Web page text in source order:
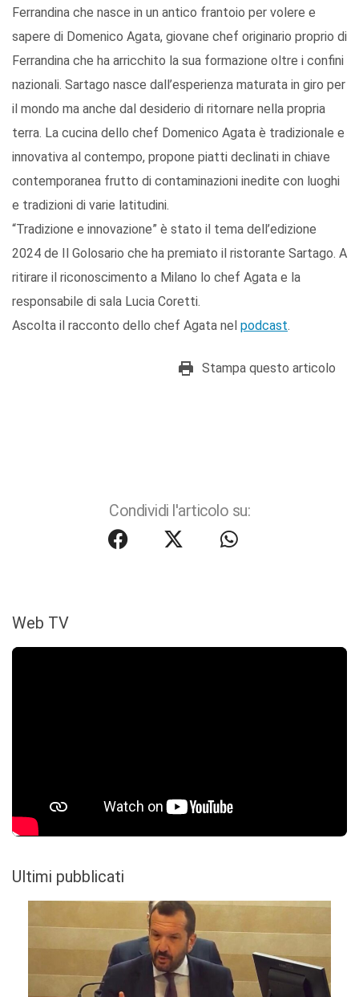
Ferrandina che nasce in un antico frantoio per volere e
sapere di Domenico Agata, giovane chef originario proprio di
Ferrandina che ha arricchito la sua formazione oltre i confini
nazionali. Sartago nasce dall’esperienza maturata in giro per
il mondo ma anche dal desiderio di ritornare nella propria
terra. La cucina dello chef Domenico Agata è tradizionale e
innovativa al contempo, propone piatti declinati in chiave
contemporanea frutto di contaminazioni inedite con luoghi
e tradizioni di varie latitudini.
“Tradizione e innovazione” è stato il tema dell’edizione
2024 de Il Golosario che ha premiato il ristorante Sartago. A
ritirare il riconoscimento a Milano lo chef Agata e la
responsabile di sala Lucia Coretti.
Ascolta il racconto dello chef Agata nel podcast.
Stampa questo articolo
Condividi l'articolo su:
Web TV
Ultimi pubblicati